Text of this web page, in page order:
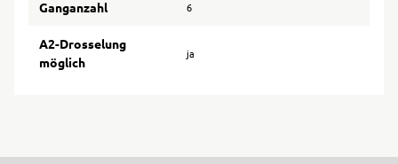
Ganganzahl 6
A2-Drosselung
möglich
ja